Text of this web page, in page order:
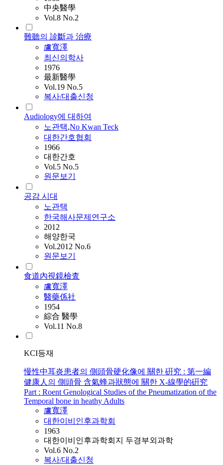
中央醫學
Vol.8 No.2
難聽의 診斷과 治療
盧寬澤
최신의학사
1976
最新醫學
Vol.19 No.5
복사/대출신청
Audiology에 대하여
노관택,No Kwan Teck
대한간호협회
1966
대한간호
Vol.5 No.5
원문보기
공감 시대
노관택
한국해사문제연구소
2012
해양한국
Vol.2012 No.6
원문보기
食道內視鏡檢査
盧寬澤
醫藥係社
1954
綜合 醫學
Vol.11 No.8
KCI등재
慢性中耳炎患者의 側頭骨硬化像에 關한 硏究 : 第一編
健康人의 側頭骨 含氣蜂과狀態에 關한 X-線學的硏究
Part : Roent Genological Studies of the Pneumatization of the
Temporal bone in heathy Adults
盧寬澤
대한이비인후과학회
1963
대한이비인후과학회지 두경부외과학
Vol.6 No.2
복사/대출신청